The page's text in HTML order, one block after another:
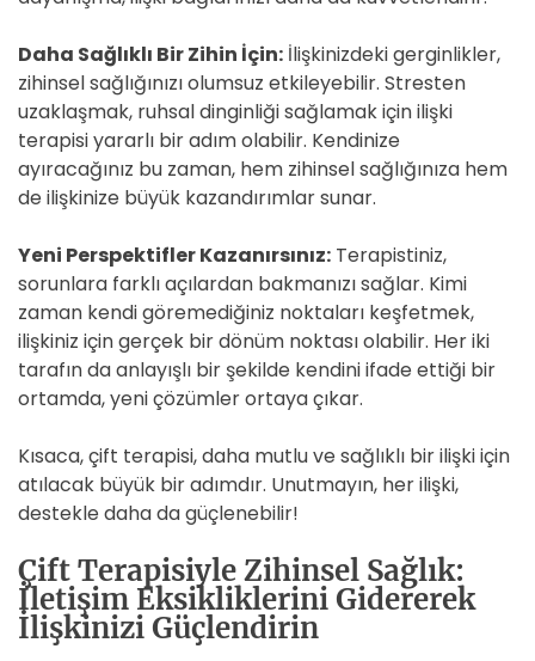
Daha Sağlıklı Bir Zihin İçin: İlişkinizdeki gerginlikler,
zihinsel sağlığınızı olumsuz etkileyebilir. Stresten
uzaklaşmak, ruhsal dinginliği sağlamak için ilişki
terapisi yararlı bir adım olabilir. Kendinize
ayıracağınız bu zaman, hem zihinsel sağlığınıza hem
de ilişkinize büyük kazandırımlar sunar.
Yeni Perspektifler Kazanırsınız: Terapistiniz,
sorunlara farklı açılardan bakmanızı sağlar. Kimi
zaman kendi göremediğiniz noktaları keşfetmek,
ilişkiniz için gerçek bir dönüm noktası olabilir. Her iki
tarafın da anlayışlı bir şekilde kendini ifade ettiği bir
ortamda, yeni çözümler ortaya çıkar.
Kısaca, çift terapisi, daha mutlu ve sağlıklı bir ilişki için
atılacak büyük bir adımdır. Unutmayın, her ilişki,
destekle daha da güçlenebilir!
Çift Terapisiyle Zihinsel Sağlık:
İletişim Eksikliklerini Gidererek
İlişkinizi Güçlendirin